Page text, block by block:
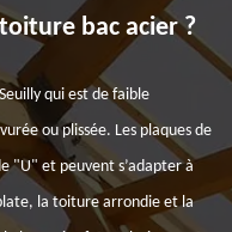
bac acier ?
qui est de faible
ou plissée. Les plaques de
"U" et peuvent s’adapter à
la toiture arrondie et la